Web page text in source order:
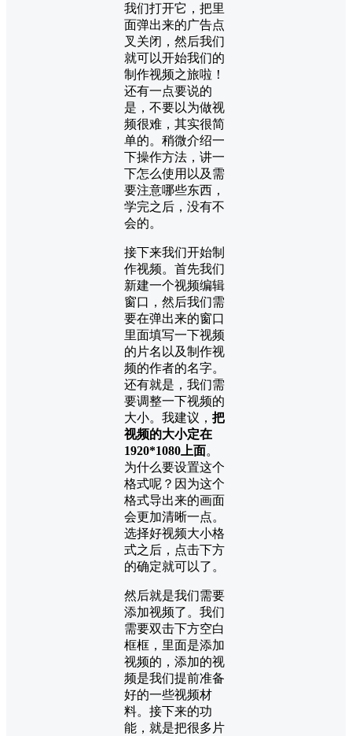
我们打开它，把里
面弹出来的广告点
叉关闭，然后我们
就可以开始我们的
制作视频之旅啦！
还有一点要说的
是，不要以为做视
频很难，其实很简
单的。稍微介绍一
下操作方法，讲一
下怎么使用以及需
要注意哪些东西，
学完之后，没有不
会的。
接下来我们开始制
作视频。首先我们
新建一个视频编辑
窗口，然后我们需
要在弹出来的窗口
里面填写一下视频
的片名以及制作视
频的作者的名字。
还有就是，我们需
要调整一下视频的
大小。我建议， 把
视频的大小定在
1920*1080上面。
为什么要设置这个
格式呢？因为这个
格式导出来的画面
会更加清晰一点。
选择好视频大小格
式之后，点击下方
的确定就可以了。
然后就是我们需要
添加视频了。我们
需要双击下方空白
框框，里面是添加
视频的，添加的视
频是我们提前准备
好的一些视频材
料。接下来的功
能，就是把很多片